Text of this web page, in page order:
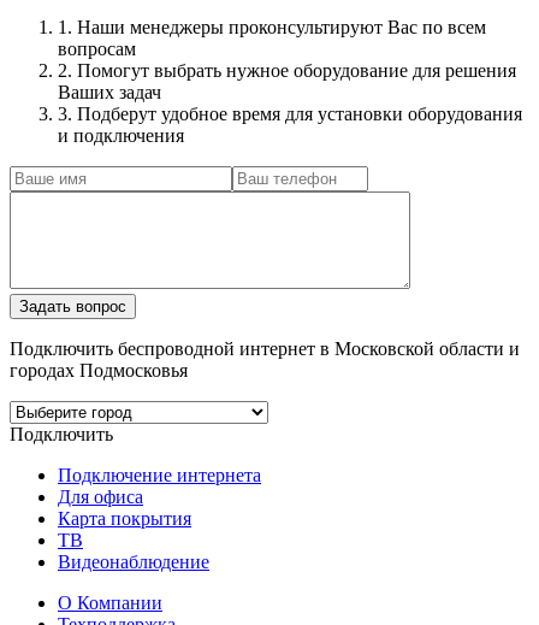
1. Наши менеджеры проконсультируют Вас по всем
вопросам
2. Помогут выбрать нужное оборудование для решения
Ваших задач
3. Подберут удобное время для установки оборудования
и подключения
Подключить беспроводной интернет в Московской области и
городах Подмосковья
Подключить
Подключение интернета
Для офиса
Карта покрытия
ТВ
Видеонаблюдение
О Компании